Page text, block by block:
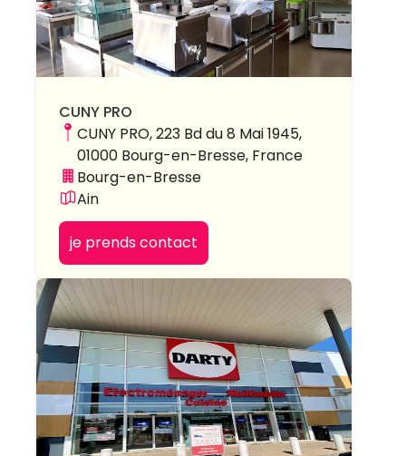
CUNY PRO
CUNY PRO, 223 Bd du 8 Mai 1945,
01000 Bourg-en-Bresse, France
Bourg-en-Bresse
Ain
je prends contact